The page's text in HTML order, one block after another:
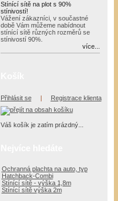
Stínící sítě na plot s 90%
stínivostí!
Vážení zákazníci, v součastné
době Vám můžeme nabídnout
stínící sítě různých rozměrů se
stínivostí 90%.
více...
Přihlásit se| Registrace klienta
Váš košík je zatím prázdný...
Ochranná plachta na auto, typ
Hatchback-Combi
Stínící sítě - výška 1,8m
Stínící sítě výška 2m